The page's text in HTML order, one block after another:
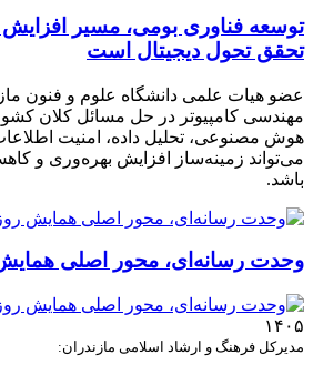
توسعه فناوری بومی، مسیر
تحقق تحول دیجیتال است
عضو هیات علمی دانشگاه علوم و فنون
مهندسی کامپیوتر در حل مسائل کلان
هوش مصنوعی، تحلیل داده، امنیت
می‌تواند زمینه‌ساز افزایش بهره‌وری و
باشد.
وحدت رسانه‌ای، محور اصلی
۱۴۰۵
مدیرکل فرهنگ و ارشاد اسلامی مازندران: